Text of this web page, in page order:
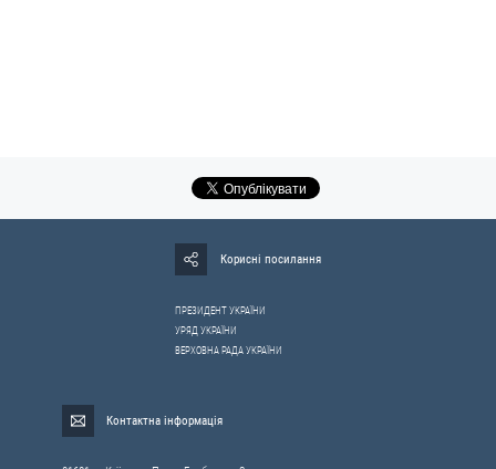
Корисні посилання
ПРЕЗИДЕНТ УКРАЇНИ
УРЯД УКРАЇНИ
ВЕРХОВНА РАДА УКРАЇНИ
Контактна інформація